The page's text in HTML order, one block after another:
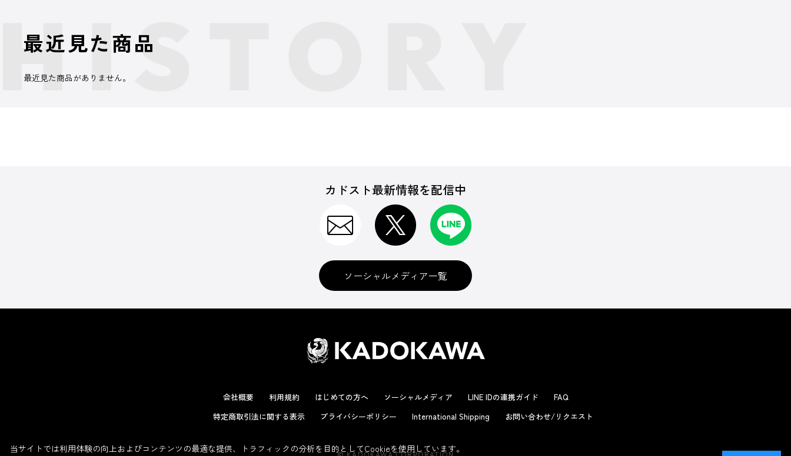
最近見た商品
最近見た商品がありません。
カドスト最新情報を配信中
ソーシャルメディア一覧
会社概要 利用規約 はじめての方へ ソーシャルメディア LINE IDの連携ガイド
FAQ
特定商取引法に関する表示
プライバシーポリシー International Shipping お問い合わせ/リクエスト
当サイトでは利用体験の向上およびコンテンツの最適な提供、トラフィックの分析を目的としてCookieを使用しています。